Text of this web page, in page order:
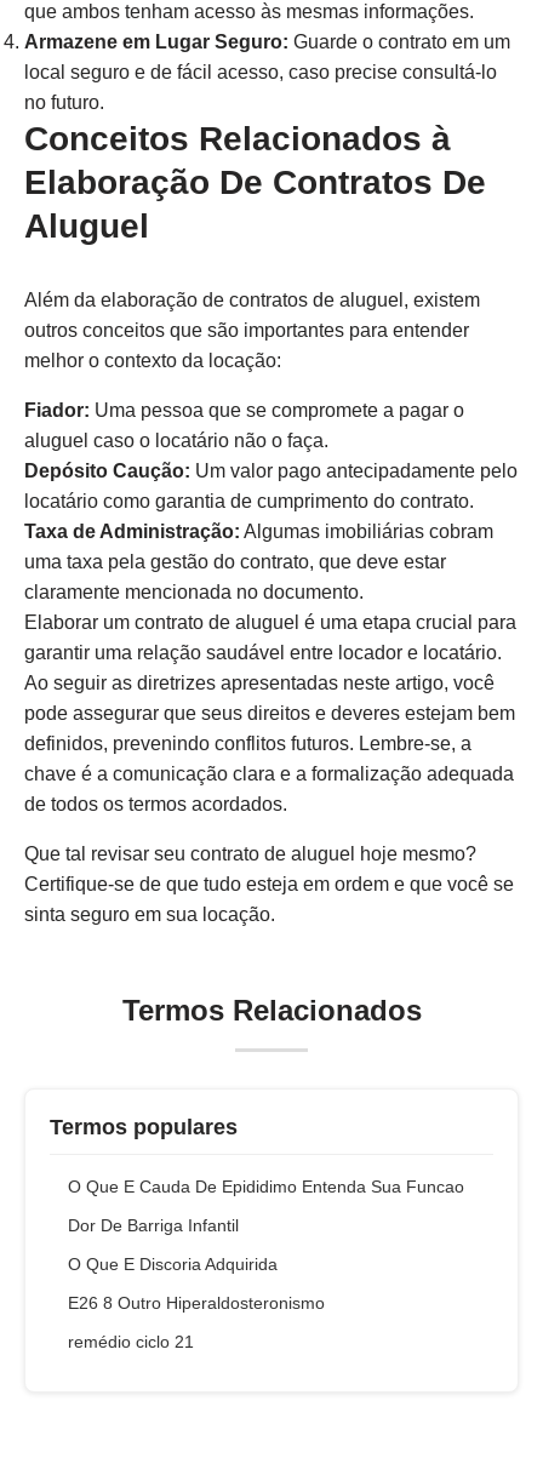
que ambos tenham acesso às mesmas informações.
Armazene em Lugar Seguro: Guarde o contrato em um
local seguro e de fácil acesso, caso precise consultá-lo
no futuro.
Conceitos Relacionados à
Elaboração De Contratos De
Aluguel
Além da elaboração de contratos de aluguel, existem
outros conceitos que são importantes para entender
melhor o contexto da locação:
Fiador: Uma pessoa que se compromete a pagar o
aluguel caso o locatário não o faça.
Depósito Caução: Um valor pago antecipadamente pelo
locatário como garantia de cumprimento do contrato.
Taxa de Administração: Algumas imobiliárias cobram
uma taxa pela gestão do contrato, que deve estar
claramente mencionada no documento.
Elaborar um contrato de aluguel é uma etapa crucial para
garantir uma relação saudável entre locador e locatário.
Ao seguir as diretrizes apresentadas neste artigo, você
pode assegurar que seus direitos e deveres estejam bem
definidos, prevenindo conflitos futuros. Lembre-se, a
chave é a comunicação clara e a formalização adequada
de todos os termos acordados.
Que tal revisar seu contrato de aluguel hoje mesmo?
Certifique-se de que tudo esteja em ordem e que você se
sinta seguro em sua locação.
Termos Relacionados
Termos populares
O Que E Cauda De Epididimo Entenda Sua Funcao
Dor De Barriga Infantil
O Que E Discoria Adquirida
E26 8 Outro Hiperaldosteronismo
remédio ciclo 21